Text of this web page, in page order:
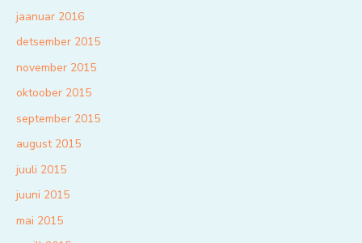
jaanuar 2016
detsember 2015
november 2015
oktoober 2015
september 2015
august 2015
juuli 2015
juuni 2015
mai 2015